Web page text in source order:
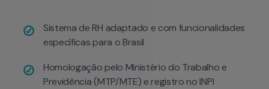
Sistema de RH adaptado e com funcionalidades
específicas para o Brasil
Homologação pelo Ministério do Trabalho e
Previdência (MTP/MTE) e registro no INPI